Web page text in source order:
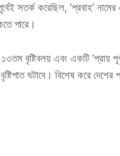
সতর্ক করেছিল, ‘প্রবাহ’
পারে।
বৃষ্টিবলয় এবং একটি ‘প্রায়
ঘটাবে। বিশেষ করে দেশের